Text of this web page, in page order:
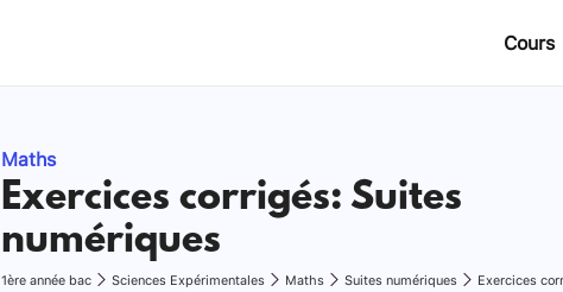
Cours
Maths
Exercices corrigés: Suites
numériques
1ère année bac Sciences Expérimentales Maths Suites numériques Exercices